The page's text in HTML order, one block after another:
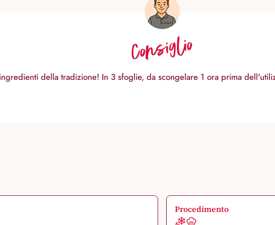
Consiglio
della tradizione! In 3 sfoglie, da scongelare 1 ora prima
Procedimento